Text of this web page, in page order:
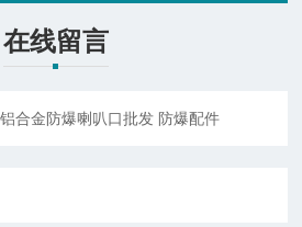
在线留言